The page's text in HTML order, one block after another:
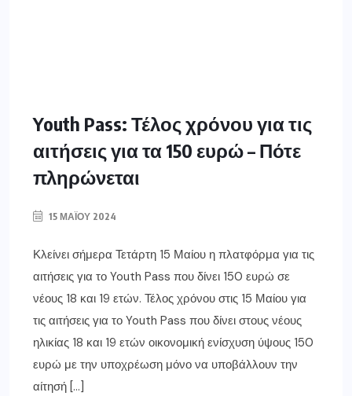
Youth Pass: Τέλος χρόνου για τις
αιτήσεις για τα 150 ευρώ – Πότε
πληρώνεται
15 ΜΑΪ́ΟΥ 2024
Κλείνει σήμερα Τετάρτη 15 Μαίου η πλατφόρμα για τις
αιτήσεις για το Youth Pass που δίνει 150 ευρώ σε
νέους 18 και 19 ετών. Τέλος χρόνου στις 15 Μαίου για
τις αιτήσεις για το Youth Pass που δίνει στους νέους
ηλικίας 18 και 19 ετών οικονομική ενίσχυση ύψους 150
ευρώ με την υποχρέωση μόνο να υποβάλλουν την
αίτησή […]